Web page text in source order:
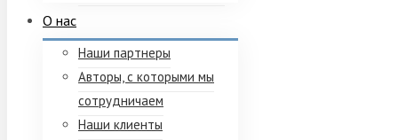
О нас
Наши партнеры
Авторы, с которыми мы
сотрудничаем
Наши клиенты